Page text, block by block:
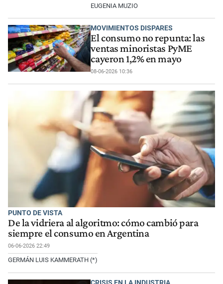
EUGENIA MUZIO
MOVIMIENTOS DISPARES
El consumo no repunta: las
ventas minoristas PyME
cayeron 1,2% en mayo
08-06-2026 10:36
PUNTO DE VISTA
De la vidriera al algoritmo: cómo cambió para
siempre el consumo en Argentina
06-06-2026 22:49
GERMÁN LUIS KAMMERATH (*)
CRISIS EN LA INDUSTRIA